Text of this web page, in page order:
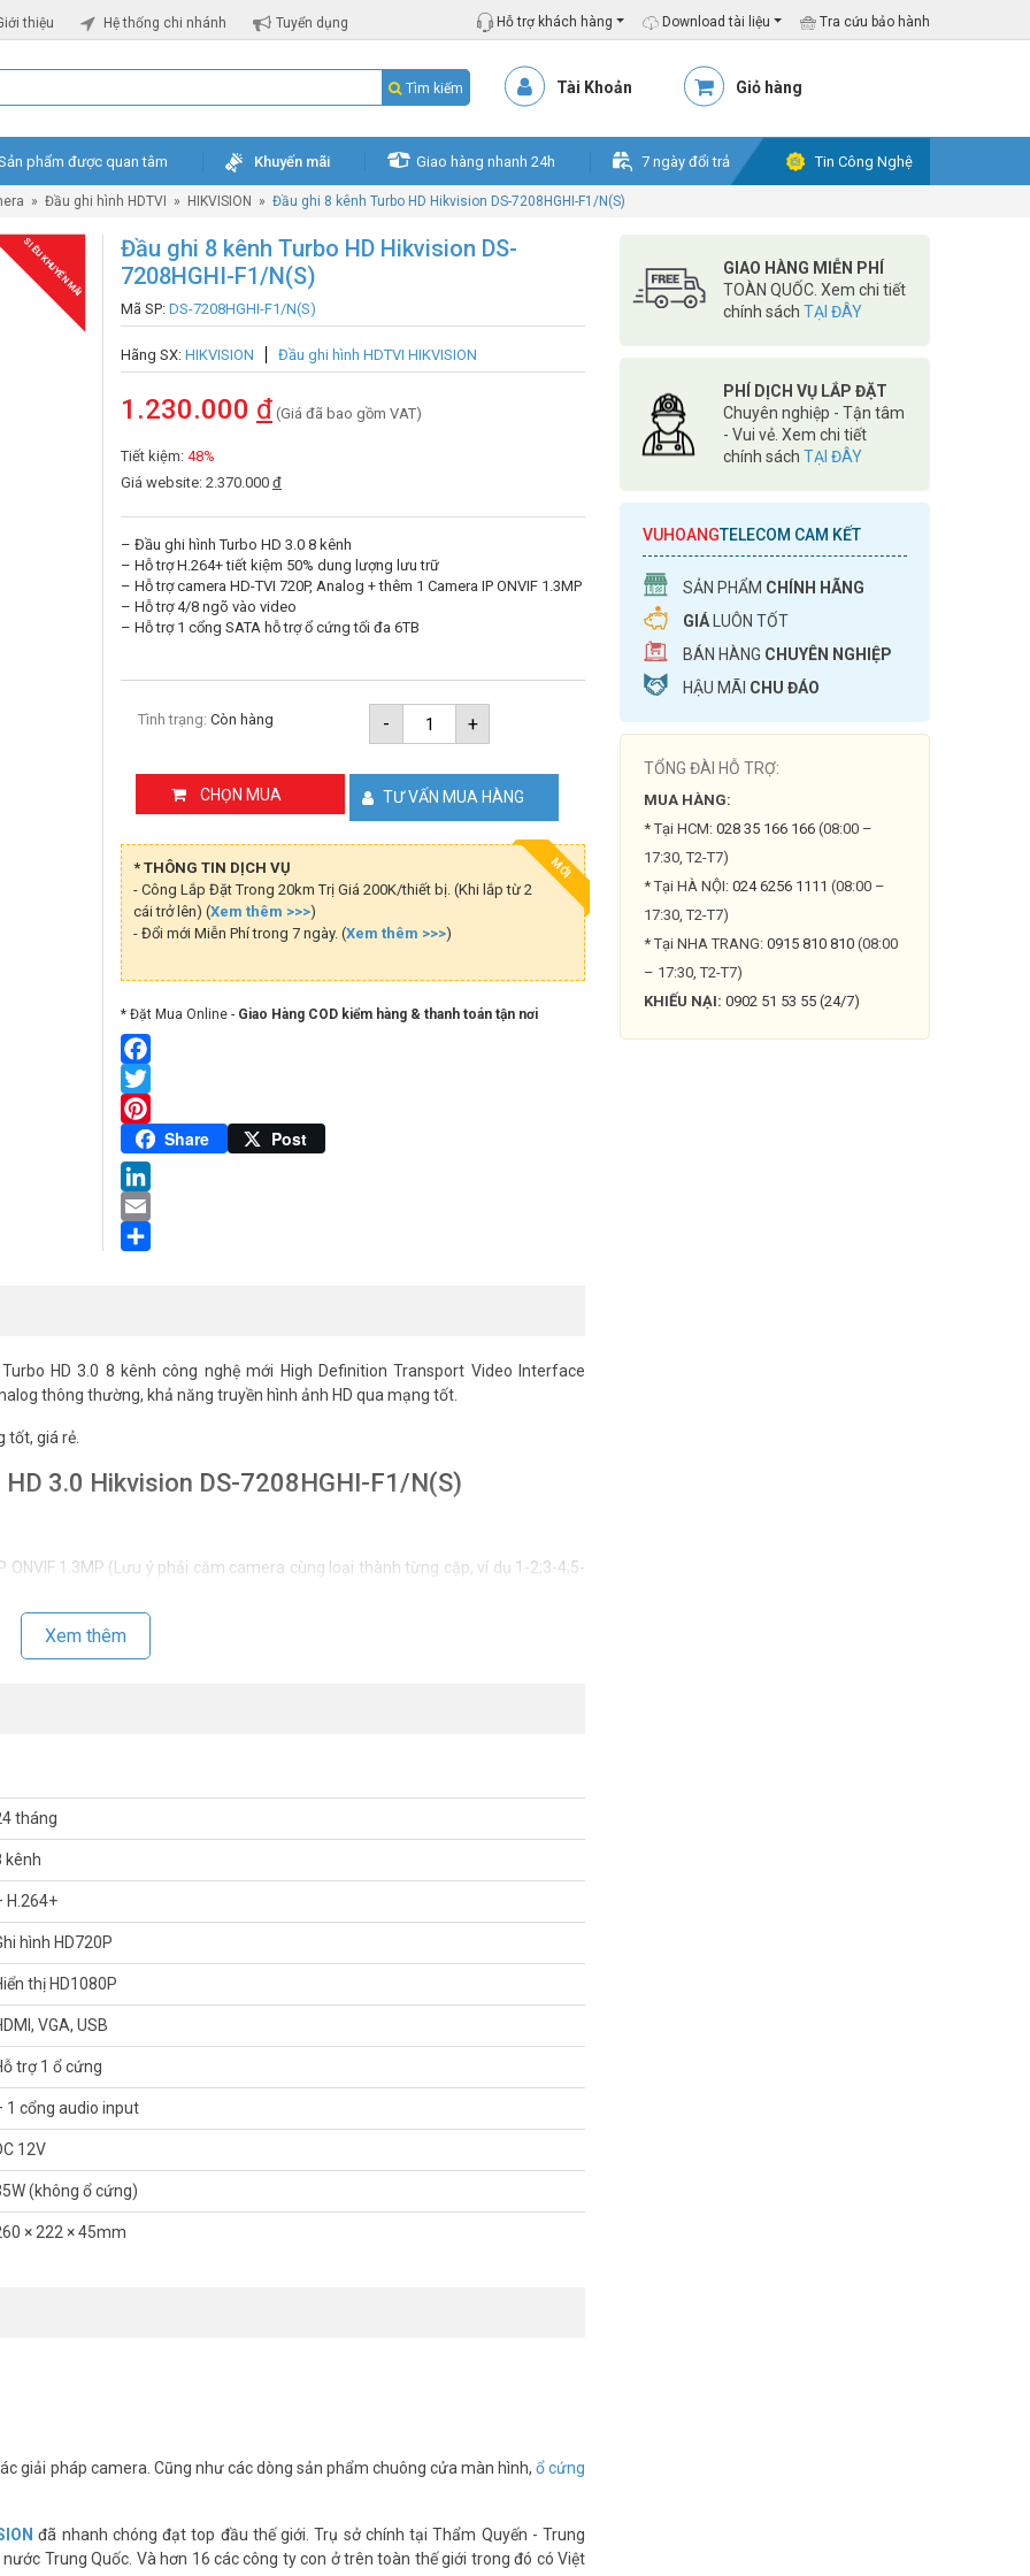
thiệu Hệ thống chi nhánh Tuyển dụng Hỗ trợ khách hàng Download tài liệu Tra cứu bảo hành
Tìm kiếm Tài Khoản Giỏ hàng
phẩm được quan tâm Khuyến mãi Giao hàng nhanh 24h 7 ngày đổi trả Tin Công Nghệ
» Đầu ghi hình HDTVI » HIKVISION » Đầu ghi 8 kênh Turbo HD Hikvision DS-7208HGHI-F1/N(S)
SIÊU KHUYẾN MÃI
Đầu ghi 8 kênh Turbo HD Hikvision DS-
7208HGHI-F1/N(S)
Mã SP: DS-7208HGHI-F1/N(S)
Hãng SX: HIKVISION Đầu ghi hình HDTVI HIKVISION
1.230.000 đ (Giá đã bao gồm VAT)
Tiết kiệm: 48%
Giá website: 2.370.000 đ
– Đầu ghi hình Turbo HD 3.0 8 kênh
– Hỗ trợ H.264+ tiết kiệm 50% dung lượng lưu trữ
– Hỗ trợ camera HD-TVI 720P, Analog + thêm 1 Camera IP ONVIF 1.3MP
– Hỗ trợ 4/8 ngõ vào video
– Hỗ trợ 1 cổng SATA hỗ trợ ổ cứng tối đa 6TB
-
Đầu
ghi
8
Turbo
HD
Hikvision
DS-
F1/N(S)
số
+
Tình trạng: Còn hàng
CHỌN MUA TƯ VẤN MUA HÀNG
MỚI
* THÔNG TIN DỊCH VỤ
- Công Lắp Đặt Trong 20km Trị Giá 200K/thiết bị. (Khi lắp từ 2
cái trở lên) (Xem thêm >>>)
- Đổi mới Miễn Phí trong 7 ngày. (Xem thêm >>>)
* Đặt Mua Online - Giao Hàng COD kiểm hàng & thanh toán tận nơi
Facebook
Twitter
Pinterest
Share Post
LinkedIn
Email
HD 3.0 8 kênh công nghệ mới High Definition Transport Video Interface
thông thường, khả năng truyền hình ảnh HD qua mạng tốt.
tốt, giá rẻ.
3.0 Hikvision DS-7208HGHI-F1/N(S)
1.3MP (Lưu ý phải cắm camera cùng loại thành từng cặp, ví dụ 1-2;3-4;5-
với cáp đồng RG6, 500m @ 720P; 400m@1080P với cáp UTP.
N(S) mới nhất, quý khách hàng vui lòng liên hệ HOTLINE1900 9259để được hỗ
nhé.
Xem thêm
tháng
kênh
H.264+
hình HD720P
thị HD1080P
VGA, USB
trợ 1 ổ cứng
1 cổng audio input
12V
(không ổ cứng)
× 222 × 45mm
giải pháp camera. Cũng như các dòng sản phẩm chuông cửa màn hình, ổ cứng
đã nhanh chóng đạt top đầu thế giới. Trụ sở chính tại Thẩm Quyến - Trung
Trung Quốc. Và hơn 16 các công ty con ở trên toàn thế giới trong đó có Việt
GIAO HÀNG MIỄN PHÍ
TOÀN QUỐC. Xem chi tiết
chính sách TẠI ĐÂY
PHÍ DỊCH VỤ LẮP ĐẶT
Chuyên nghiệp - Tận tâm
- Vui vẻ. Xem chi tiết
chính sách TẠI ĐÂY
VUHOANGTELECOM CAM KẾT
SẢN PHẨM CHÍNH HÃNG
GIÁ LUÔN TỐT
BÁN HÀNG CHUYÊN NGHIỆP
HẬU MÃI CHU ĐÁO
TỔNG ĐÀI HỖ TRỢ:
MUA HÀNG:
* Tại HCM: 028 35 166 166 (08:00 –
17:30, T2-T7)
* Tại HÀ NỘI: 024 6256 1111 (08:00 –
17:30, T2-T7)
* Tại NHA TRANG: 0915 810 810 (08:00
– 17:30, T2-T7)
KHIẾU NẠI: 0902 51 53 55 (24/7)